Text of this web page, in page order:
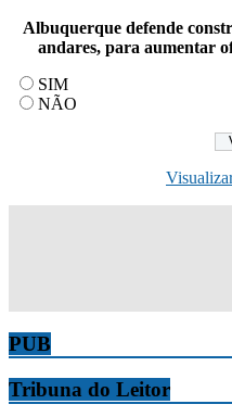
Albuquerque defende
andares, para aumentar
SIM
NÃO
PUB
Tribuna do Leitor